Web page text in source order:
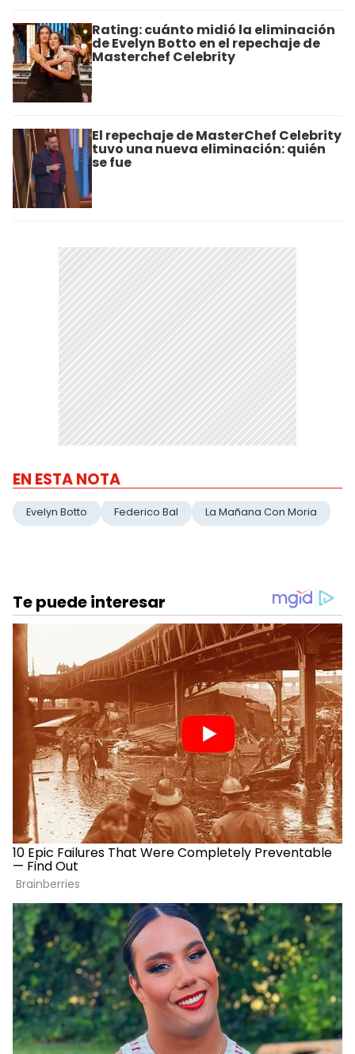
Rating: cuánto midió la eliminación
de Evelyn Botto en el repechaje de
Masterchef Celebrity
El repechaje de MasterChef Celebrity
tuvo una nueva eliminación: quién
se fue
EN ESTA NOTA
Evelyn Botto Federico Bal La Mañana Con Moria